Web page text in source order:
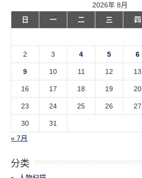
2026年 8月
日
一 二 三 四
2 3 4 5 6
9 10 11 12 13
16 17 18 19 20
23 24 25 26 27
30
31
« 7月
分类